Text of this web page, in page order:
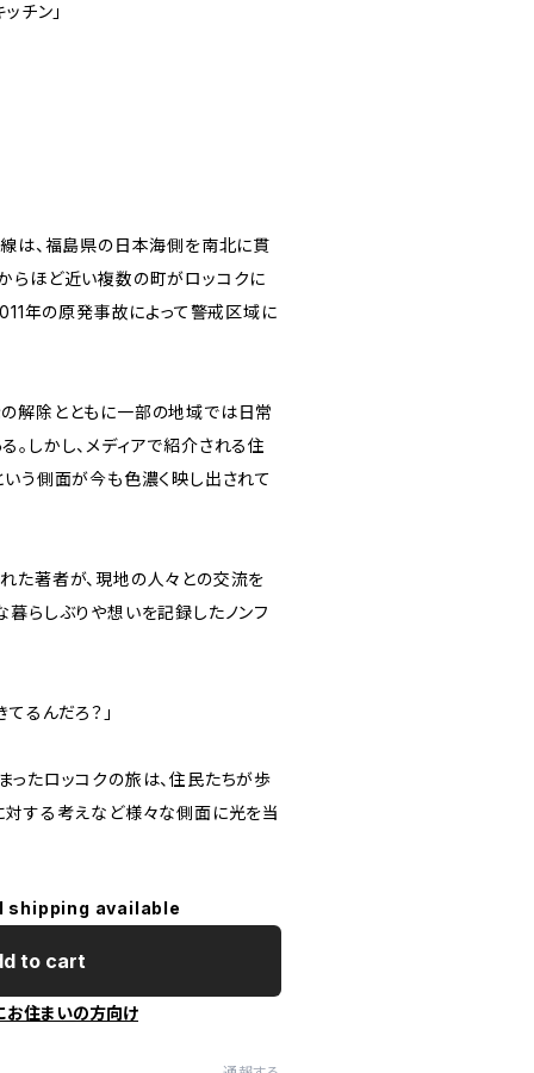
チン」
線は、福島県の日本海側を南北に貫
らほど近い複数の町がロッコクに
年の原発事故によって警戒区域に
解除とともに一部の地域では日常
しかし、メディアで紹介される住
いう側面が今も色濃く映し出されて
た著者が、現地の人々との交流を
らしぶりや想いを記録したノンフ
てるんだろ？」
ったロッコクの旅は、住民たちが歩
対する考えなど様々な側面に光を当
shipping available
to cart
お住まいの方向け